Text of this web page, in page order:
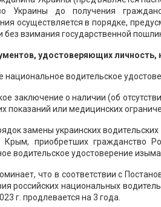
Украины до получения
осуществляется в порядке,
без взимания государственной
удостоверяющих
национальное водительское
заключение о наличии (об
показаний или медицинских
замены украинских
Крым, приобретших гражданство
водительское удостоверение
что в соответствии с
российских национальных
г. продлевается на 3 года.